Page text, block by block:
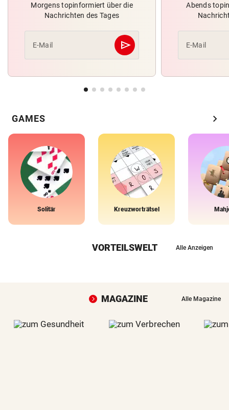
Morgens topinformiert über die
Nachrichten des Tages
E-Mail send
Abschicken
Abends
E-Mail
GAMES chevron_right
Solitär Kreuzworträtsel
VORTEILSWELT Alle Anzeigen
MAGAZINE Alle Magazine